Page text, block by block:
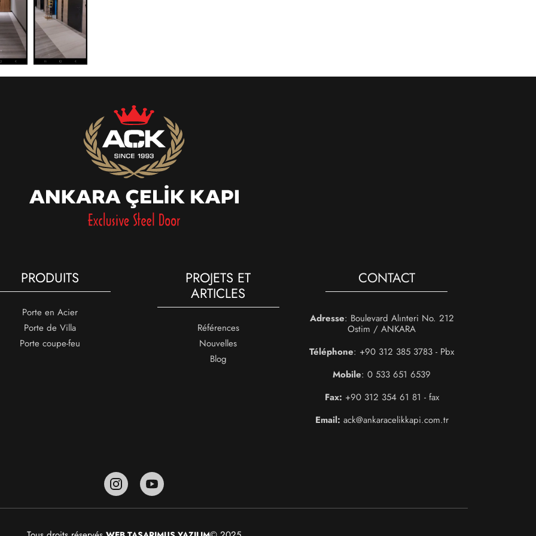
PRODUITS
Porte en Acier
Porte de Villa
Porte coupe-feu
PROJETS ET
ARTICLES
Références
Nouvelles
Blog
CONTACT
Adresse: Boulevard Alınteri No. 212
Ostim / ANKARA
Téléphone: +90 312 385 3783 - Pbx
Mobile: 0 533 651 6539
Fax: +90 312 354 61 81 - fax
Email: ack@ankaracelikkapi.com.tr